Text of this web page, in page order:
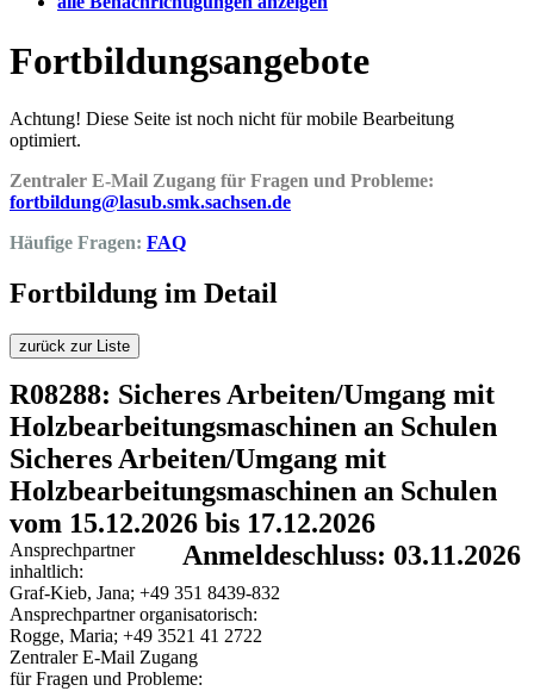
Fortbildungsangebote
Achtung! Diese Seite ist noch nicht für mobile Bearbeitung
optimiert.
Zentraler E-Mail Zugang für Fragen und Probleme:
fortbildung@lasub.smk.sachsen.de
Häufige Fragen: FAQ
Fortbildung im Detail
zurück zur Liste
R08288: Sicheres Arbeiten/Umgang mit
Holzbearbeitungsmaschinen an Schulen
Sicheres Arbeiten/Umgang mit
Holzbearbeitungsmaschinen an Schulen
vom 15.12.2026 bis 17.12.2026
Anmeldeschluss: 03.11.2026
Ansprechpartner
inhaltlich:
Graf-Kieb, Jana; +49 351 8439-832
Ansprechpartner organisatorisch:
Rogge, Maria; +49 3521 41 2722
Zentraler E-Mail Zugang
für Fragen und Probleme: